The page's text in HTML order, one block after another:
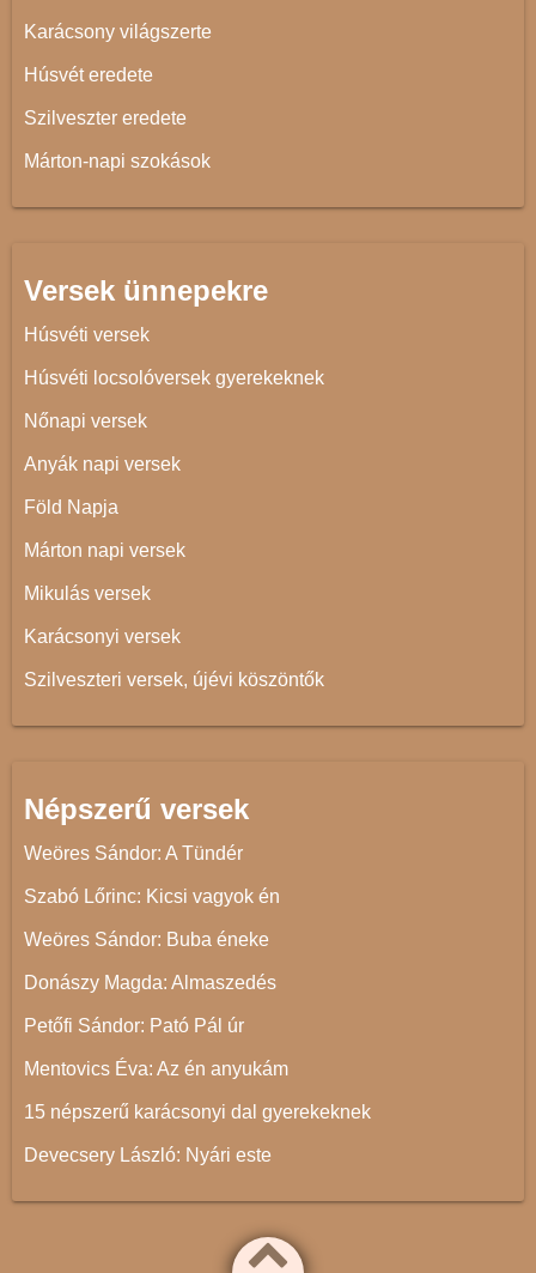
Karácsony világszerte
Húsvét eredete
Szilveszter eredete
Márton-napi szokások
Versek ünnepekre
Húsvéti versek
Húsvéti locsolóversek gyerekeknek
Nőnapi versek
Anyák napi versek
Föld Napja
Márton napi versek
Mikulás versek
Karácsonyi versek
Szilveszteri versek, újévi köszöntők
Népszerű versek
Weöres Sándor: A Tündér
Szabó Lőrinc: Kicsi vagyok én
Weöres Sándor: Buba éneke
Donászy Magda: Almaszedés
Petőfi Sándor: Pató Pál úr
Mentovics Éva: Az én anyukám
15 népszerű karácsonyi dal gyerekeknek
Devecsery László: Nyári este